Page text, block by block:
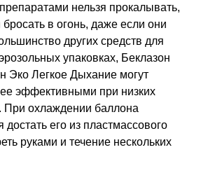
нельзя прокалывать,
бросать в огонь, даже если они
других средств для
упаковках, Беклазон
Эко Легкое Дыхание могут
эффективными при низких
При охлаждении баллона
достать его из пластмассового
руками и течение нескольких